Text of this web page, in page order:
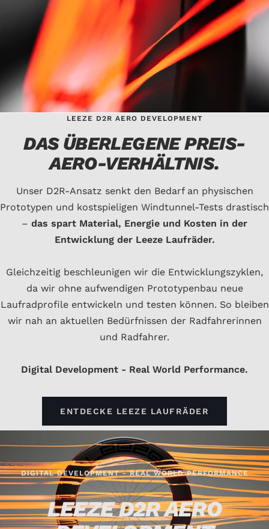
LEEZE D2R AERO DEVELOPMENT
DAS ÜBERLEGENE PREIS-
AERO-VERHÄLTNIS.
Unser D2R-Ansatz senkt den Bedarf an physischen
Prototypen und kostspieligen Windtunnel-Tests drastisch
– das spart Material, Energie und Kosten in der
Entwicklung der Leeze Laufräder.
Gleichzeitig beschleunigen wir die Entwicklungszyklen,
da wir ohne aufwendigen Prototypenbau neue
Laufradprofile entwickeln und testen können. So bleiben
wir nah an aktuellen Bedürfnissen der Radfahrerinnen
und Radfahrer.
Digital Development - Real World Performance.
ENTDECKE LEEZE LAUFRÄDER
DIGITAL DEVELOPMENT - REAL WORLD PERFORMANCE
LEEZE D2R AERO